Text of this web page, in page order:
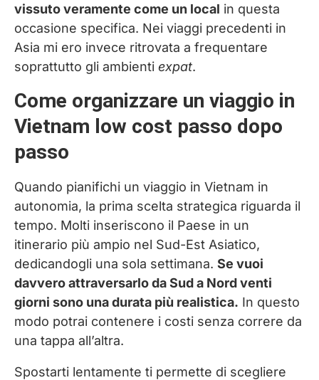
vissuto veramente come un local in questa
occasione specifica. Nei viaggi precedenti in
Asia mi ero invece ritrovata a frequentare
soprattutto gli ambienti expat.
Come organizzare un viaggio in
Vietnam low cost passo dopo
passo
Quando pianifichi un viaggio in Vietnam in
autonomia, la prima scelta strategica riguarda il
tempo. Molti inseriscono il Paese in un
itinerario più ampio nel Sud-Est Asiatico,
dedicandogli una sola settimana. Se vuoi
davvero attraversarlo da Sud a Nord venti
giorni sono una durata più realistica. In questo
modo potrai contenere i costi senza correre da
una tappa all’altra.
Spostarti lentamente ti permette di scegliere